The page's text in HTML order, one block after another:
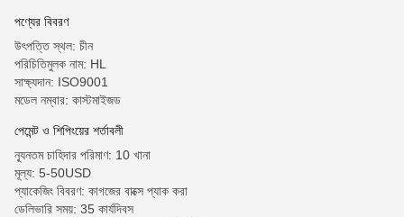
পণ্যের বিবরণ
উৎপত্তি স্থল: চীন
পরিচিতিমুলক নাম: HL
সাক্ষ্যদান: ISO9001
মডেল নম্বার: কাস্টমাইজড
পেমেন্ট ও শিপিংয়ের শর্তাবলী
ন্যূনতম চাহিদার পরিমাণ: 10 খানা
মূল্য: 5-50USD
প্যাকেজিং বিবরণ: কাগজের বাক্সে প্যাক করা
ডেলিভারি সময়: 35 কার্যদিবস